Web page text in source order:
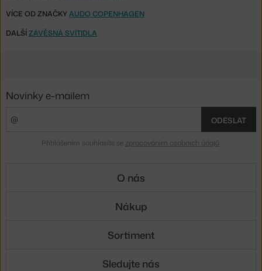
VÍCE OD ZNAČKYAUDO COPENHAGEN
DALŠÍZÁVĚSNÁ SVÍTIDLA
Novinky e-mailem
ODESLAT
Přihlášením souhlasíte se zpracováním osobních údajů
O nás
Nákup
Sortiment
Sledujte nás